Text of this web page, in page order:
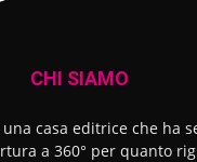
CHI SIAMO
casa editrice che ha
a 360° per quanto